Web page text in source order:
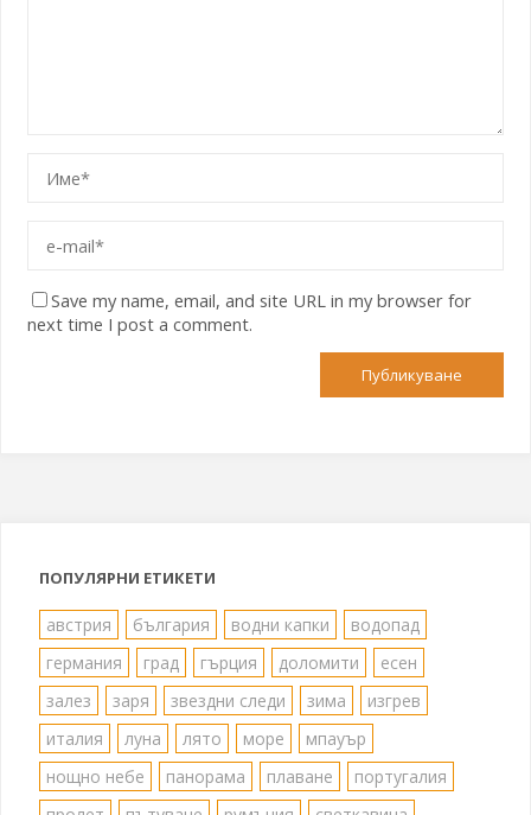
Save my name, email, and site URL in my browser for
next time I post a comment.
ПОПУЛЯРНИ ЕТИКЕТИ
австрия българия водни капки
водопад
германия
град гърция доломити
есен
залез
заря звездни следи зима
изгрев
италия
луна лято море
мпауър
нощно небе
панорама плаване
португалия